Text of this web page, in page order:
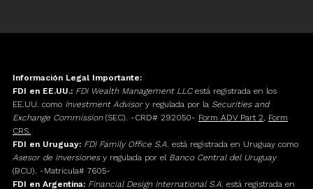
Información Legal Importante:
FDI en EE.UU.: FDI Wealth Management LLCestá registrada en los
EE.UU. como Investment Advisory regulada por la Securities and
Exchange Commission(SEC). -CRD# 292050- Form ADV Part 2, Form
CRS.
FDI en Uruguay: FDI Family Office S.A. está registrada en Uruguay como
Asesor de Inversionesy regulada por el Banco Central del Uruguay
(BCU). -Matrícula# 7605-
FDI en Argentina: Financial Design International S.A. está registrada en